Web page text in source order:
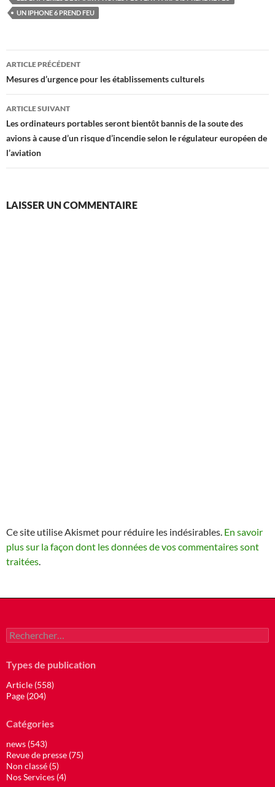
UN IPHONE 6 PREND FEU
Navigation
des
articles
ARTICLE PRÉCÉDENT
Mesures d’urgence pour les établissements culturels
ARTICLE SUIVANT
Les ordinateurs portables seront bientôt bannis de la soute des
avions à cause d’un risque d’incendie selon le régulateur européen de
l’aviation
LAISSER UN COMMENTAIRE
Ce site utilise Akismet pour réduire les indésirables. En savoir
plus sur la façon dont les données de vos commentaires sont
traitées
Rechercher :
Types de publication
Article (558)
Page (204)
Catégories
news (543)
Revue de presse (75)
Non classé (5)
Nos Services (4)